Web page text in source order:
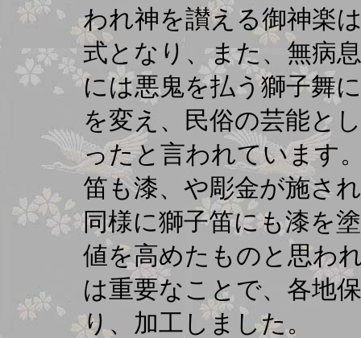
われ神を讃える御神楽
式となり、また、無病
には悪鬼を払う獅子舞
を変え、民俗の芸能と
ったと言われています
笛も漆、や彫金が施さ
同様に獅子笛にも漆を
値を高めたものと思わ
は重要なことで、各地
り、加工しました。